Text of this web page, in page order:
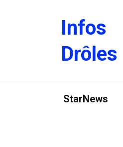
Infos
Drôles
StarNews